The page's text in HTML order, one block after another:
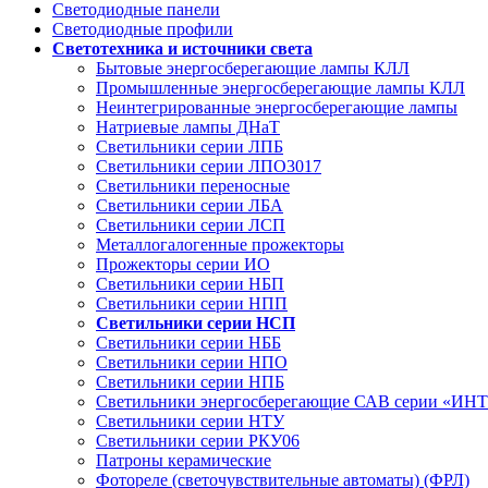
Светодиодные панели
Светодиодные профили
Светотехника и источники света
Бытовые энергосберегающие лампы КЛЛ
Промышленные энергосберегающие лампы КЛЛ
Неинтегрированные энергосберегающие лампы
Натриевые лампы ДНаТ
Светильники серии ЛПБ
Светильники серии ЛПО3017
Светильники переносные
Светильники серии ЛБА
Светильники серии ЛСП
Металлогалогенные прожекторы
Прожекторы серии ИО
Светильники серии НБП
Светильники серии НПП
Светильники серии НСП
Светильники серии НББ
Светильники серии НПО
Светильники серии НПБ
Светильники энергосберегающие САВ серии
Светильники серии НТУ
Светильники серии РКУ06
Патроны керамические
Фотореле (светочувствительные автоматы) (ФРЛ)